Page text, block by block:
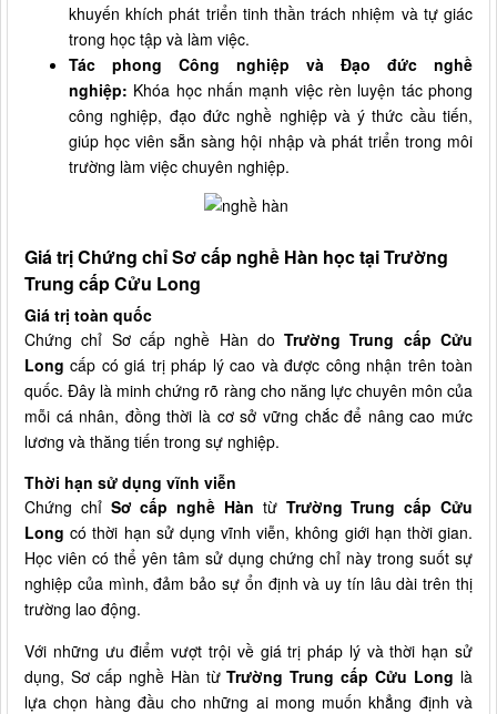
khuyến khích phát triển tinh thần trách nhiệm và tự giác
trong học tập và làm việc.
Tác phong Công nghiệp và Đạo đức nghề
nghiệp: Khóa học nhấn mạnh việc rèn luyện tác phong
công nghiệp, đạo đức nghề nghiệp và ý thức cầu tiến,
giúp học viên sẵn sàng hội nhập và phát triển trong môi
trường làm việc chuyên nghiệp.
Giá trị Chứng chỉ Sơ cấp nghề Hàn học tại Trường
Trung cấp Cửu Long
Giá trị toàn quốc
Chứng chỉ Sơ cấp nghề Hàn doTrường Trung cấp Cửu
Longcấp có giá trị pháp lý cao và được công nhận trên toàn
quốc. Đây là minh chứng rõ ràng cho năng lực chuyên môn của
mỗi cá nhân, đồng thời là cơ sở vững chắc để nâng cao mức
lương và thăng tiến trong sự nghiệp.
Thời hạn sử dụng vĩnh viễn
Chứng chỉ Sơ cấp nghề Hàn từ Trường Trung cấp Cửu
Long có thời hạn sử dụng vĩnh viễn, không giới hạn thời gian.
Học viên có thể yên tâm sử dụng chứng chỉ này trong suốt sự
nghiệp của mình, đảm bảo sự ổn định và uy tín lâu dài trên thị
trường lao động.
Với những ưu điểm vượt trội về giá trị pháp lý và thời hạn sử
dụng, Sơ cấp nghề Hàn từTrường Trung cấp Cửu Long là
lựa chọn hàng đầu cho những ai mong muốn khẳng định và